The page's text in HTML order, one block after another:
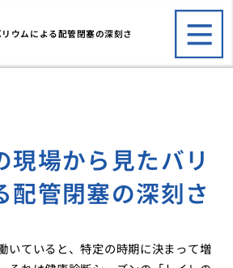
ウムによる配管閉塞の深刻さ
現場から見たバリ
配管閉塞の深刻さ
いていると、特定の時期に決まって増